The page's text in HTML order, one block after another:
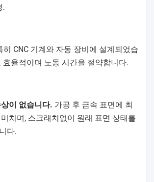
.
히 CNC 기계와 자동 장비에 설계되었습
효율적이며 노동 시간을 절약합니다.
이 없습니다. 가공 후 금속 표면에 최
치며, 스크래치없이 원래 표면 상태를
다.